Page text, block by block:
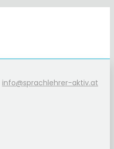
info@sprachlehrer-aktiv.at